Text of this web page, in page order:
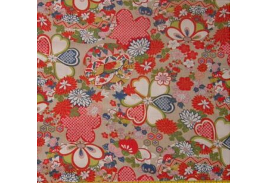
Livraison
Mentions légales